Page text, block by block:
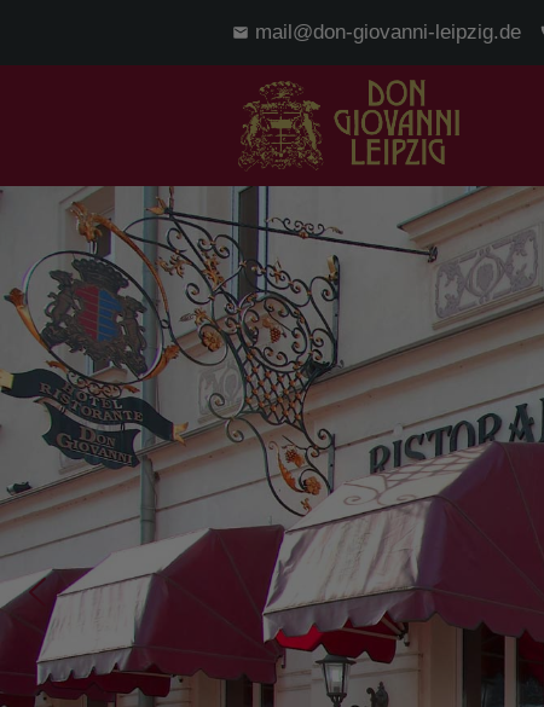
mail@don-giovanni-leipzig.de